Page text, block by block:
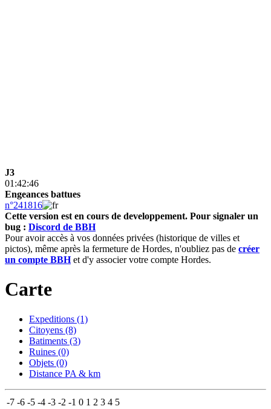
J3
01:42:46
Engeances battues
n°241816
Cette version est en cours de developpement. Pour signaler un
bug : Discord de BBH
Pour avoir accès à vos données privées (historique de villes et
pictos), même après la fermeture de Hordes, n'oubliez pas de créer
un compte BBHet d'y associer votre compte Hordes.
Carte
Expeditions (1)
Citoyens (8)
Batiments (3)
Ruines (0)
Objets (0)
Distance PA & km
-7 -6 -5 -4 -3 -2 -1 0 1 2 3 4 5